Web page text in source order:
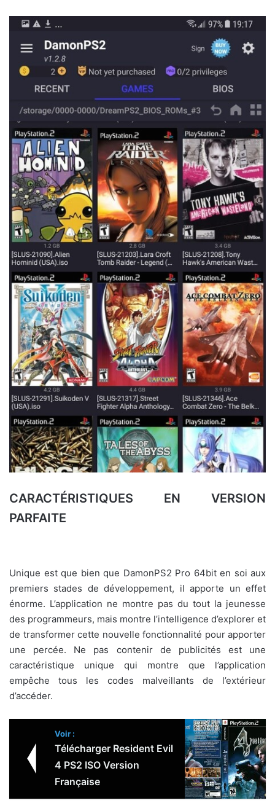
CARACTÉRISTIQUES EN VERSION
PARFAITE
Unique est que bien que DamonPS2 Pro 64bit en soi aux
premiers stades de développement, il apporte un effet
énorme. L’application ne montre pas du tout la jeunesse
des programmeurs, mais montre l’intelligence d’explorer et
de transformer cette nouvelle fonctionnalité pour apporter
une percée. Ne pas contenir de publicités est une
caractéristique unique qui montre que l’application
empêche tous les codes malveillants de l’extérieur
d’accéder.
Voir :
Télécharger Resident Evil
4 PS2 ISO Version
Française